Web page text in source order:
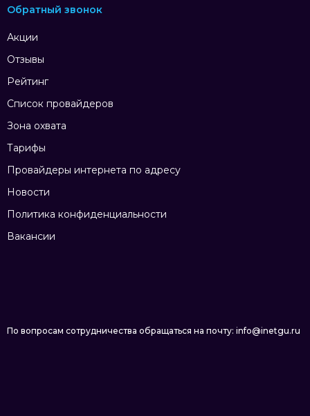
Акции
Отзывы
Рейтинг
Список провайдеров
Зона охвата
Тарифы
Провайдеры интернета по адресу
Новости
Политика конфиденциальности
Вакансии
Обратный звонок
По вопросам сотрудничества обращаться на почту: info@inetgu.ru